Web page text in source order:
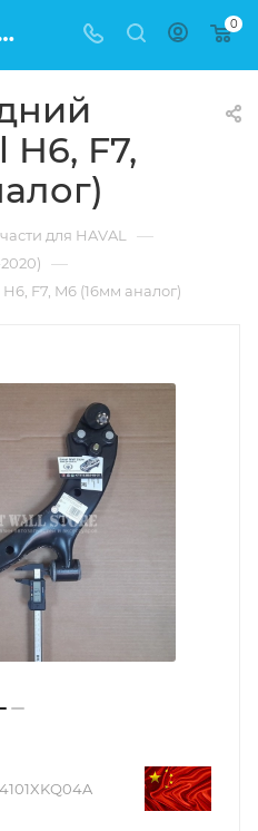
F7, M6 (16мм аналог) в Москве по низкой цене 0
F7,
для HAVAL —
—
F7, M6 (16мм аналог)